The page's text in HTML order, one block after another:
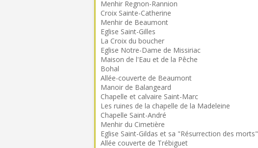
Menhir Regnon-Rannion
Croix Sainte-Catherine
Menhir de Beaumont
Eglise Saint-Gilles
La Croix du boucher
Eglise Notre-Dame de Missiriac
Maison de l'Eau et de la Pêche
Bohal
Allée-couverte de Beaumont
Manoir de Balangeard
Chapelle et calvaire Saint-Marc
Les ruines de la chapelle de la Madeleine
Chapelle Saint-André
Menhir du Cimetière
Eglise Saint-Gildas et sa "Résurrection des morts"
Allée couverte de Trébiguet